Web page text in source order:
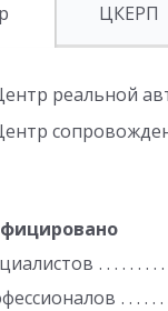
ЦКЕРП
реальной